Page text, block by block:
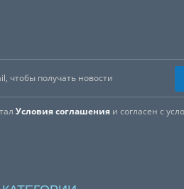
Условия соглашения и согласен с